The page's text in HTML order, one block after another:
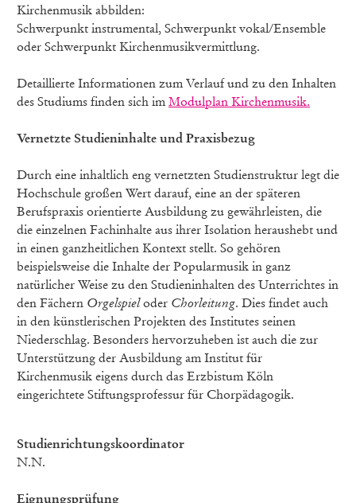
Kirchenmusik abbilden:
Schwerpunkt instrumental, Schwerpunkt vokal/Ensemble
oder Schwerpunkt Kirchenmusikvermittlung.
Detaillierte Informationen zum Verlauf und zu den Inhalten
des Studiums finden sich im Modulplan Kirchenmusik.
Vernetzte Studieninhalte und Praxisbezug
Durch eine inhaltlich eng vernetzten Studienstruktur legt die
Hochschule großen Wert darauf, eine an der späteren
Berufspraxis orientierte Ausbildung zu gewährleisten, die
die einzelnen Fachinhalte aus ihrer Isolation heraushebt und
in einen ganzheitlichen Kontext stellt. So gehören
beispielsweise die Inhalte der Popularmusik in ganz
natürlicher Weise zu den Studieninhalten des Unterrichtes in
den Fächern Orgelspieloder Chorleitung. Dies findet auch
in den künstlerischen Projekten des Institutes seinen
Niederschlag. Besonders hervorzuheben ist auch die zur
Unterstützung der Ausbildung am Institut für
Kirchenmusik eigens durch das Erzbistum Köln
eingerichtete Stiftungsprofessur für Chorpädagogik.
Studienrichtungskoordinator
N.N.
Eignungsprüfung